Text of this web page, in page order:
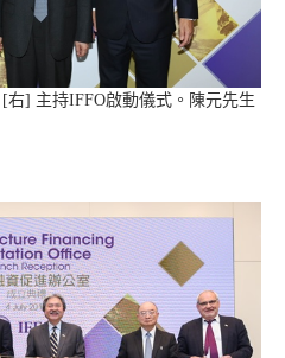
] 主持IFFO啟動儀式。陳元先生